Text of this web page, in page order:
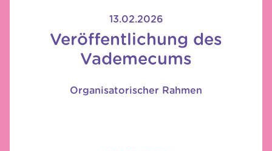
13.02.2026
Veröffentlichung des
Vademecums
Organisatorischer Rahmen